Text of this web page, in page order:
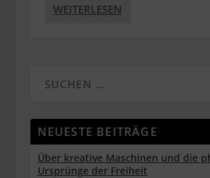
WEITERLESEN
NEUESTE BEITRÄGE
Über kreative Maschinen und die
Ursprünge der Freiheit